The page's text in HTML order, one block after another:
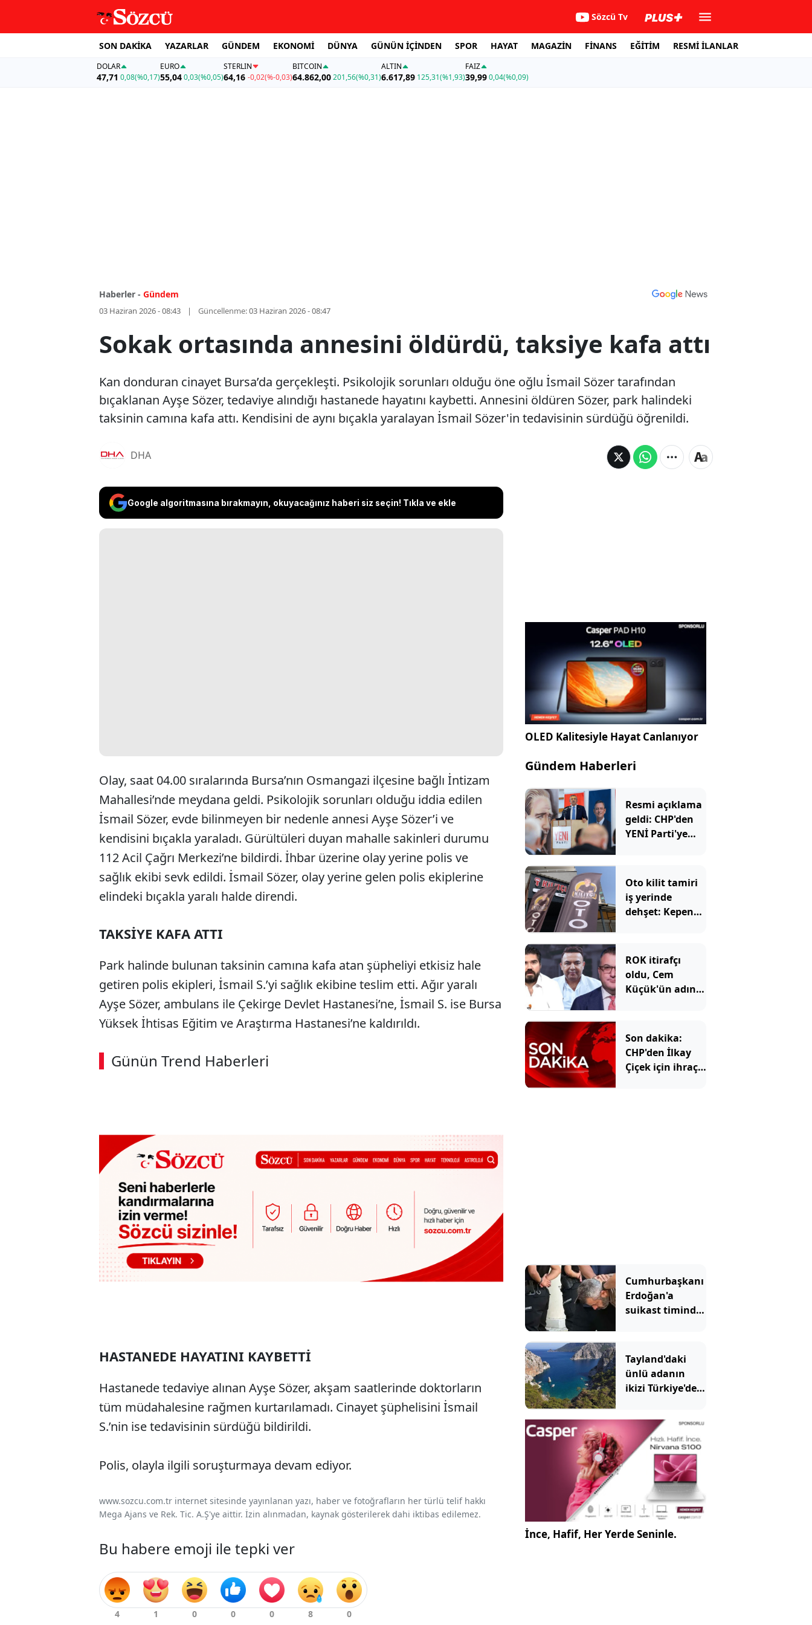
Sözcü Tv
SON DAKİKA YAZARLAR GÜNDEM EKONOMİ DÜNYA GÜNÜN İÇİNDEN SPOR HAYAT MAGAZİN FİNANS EĞİTİM RESMİ İLANLAR
DOLAR
47,71 0,08(%0,17)
EURO
55,04 0,03(%0,05)
STERLIN
64,16 -0,02(%-0,03)
BITCOIN
64.862,00201,56(%0,31)
ALTIN
6.617,89 125,31(%1,93)
FAİZ
39,990,04(%0,09)
Haberler - Gündem
03 Haziran 2026 - 08:43 Güncellenme:03 Haziran 2026 - 08:47
Sokak ortasında annesini öldürdü, taksiye kafa attı
Kan donduran cinayet Bursa’da gerçekleşti. Psikolojik sorunları olduğu öne oğlu İsmail Sözer tarafından
bıçaklanan Ayşe Sözer, tedaviye alındığı hastanede hayatını kaybetti. Annesini öldüren Sözer, park halindeki
taksinin camına kafa attı. Kendisini de aynı bıçakla yaralayan İsmail Sözer'in tedavisinin sürdüğü öğrenildi.
DHA
Google algoritmasına bırakmayın, okuyacağınız haberi siz seçin! Tıkla ve ekle
Olay, saat 04.00 sıralarında Bursa’nın Osmangazi ilçesine bağlı İntizam
Mahallesi’nde meydana geldi. Psikolojik sorunları olduğu iddia edilen
İsmail Sözer, evde bilinmeyen bir nedenle annesi Ayşe Sözer’i ve
kendisini bıçakla yaraladı. Gürültüleri duyan mahalle sakinleri durumu
112 Acil Çağrı Merkezi’ne bildirdi. İhbar üzerine olay yerine polis ve
sağlık ekibi sevk edildi. İsmail Sözer, olay yerine gelen polis ekiplerine
elindeki bıçakla yaralı halde direndi.
TAKSİYE KAFA ATTI
Park halinde bulunan taksinin camına kafa atan şüpheliyi etkisiz hale
getiren polis ekipleri, İsmail S.’yi sağlık ekibine teslim etti. Ağır yaralı
Ayşe Sözer, ambulans ile Çekirge Devlet Hastanesi’ne, İsmail S. ise Bursa
Yüksek İhtisas Eğitim ve Araştırma Hastanesi’ne kaldırıldı.
Günün Trend Haberleri
00:02 / 02:14
HASTANEDE HAYATINI KAYBETTİ
Hastanede tedaviye alınan Ayşe Sözer, akşam saatlerinde doktorların
tüm müdahalesine rağmen kurtarılamadı. Cinayet şüphelisini İsmail
S.’nin ise tedavisinin sürdüğü bildirildi.
Polis, olayla ilgili soruşturmaya devam ediyor.
www.sozcu.com.tr internet sitesinde yayınlanan yazı, haber ve fotoğrafların her türlü telif hakkı
Mega Ajans ve Rek. Tic. A.Ş'ye aittir. İzin alınmadan, kaynak gösterilerek dahi iktibas edilemez.
Bu habere emoji ile tepki ver
OLED Kalitesiyle Hayat Canlanıyor
Gündem Haberleri
Resmi açıklama
geldi: CHP'den
YENİ Parti'ye
Oto kilit tamiri
iş yerinde
dehşet: Kepeng
ROK itirafçı
oldu, Cem
Küçük'ün adını
Son dakika:
CHP'den İlkay
Çiçek için ihraç
Cumhurbaşkanı
Erdoğan'a
suikast timinde
ablası da
gözaltına alındı
Tayland'daki
ünlü adanın
ikizi Türkiye'de
denizden
gidilebiliyor
İnce, Hafif, Her Yerde Seninle.